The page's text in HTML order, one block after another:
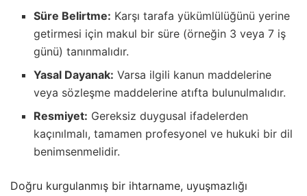
Süre Belirtme: Karşı tarafa yükümlülüğünü yerine
getirmesi için makul bir süre (örneğin 3 veya 7 iş
günü) tanınmalıdır.
Yasal Dayanak: Varsa ilgili kanun maddelerine
veya sözleşme maddelerine atıfta bulunulmalıdır.
Resmiyet: Gereksiz duygusal ifadelerden
kaçınılmalı, tamamen profesyonel ve hukuki bir dil
benimsenmelidir.
Doğru kurgulanmış bir ihtarname, uyuşmazlığı